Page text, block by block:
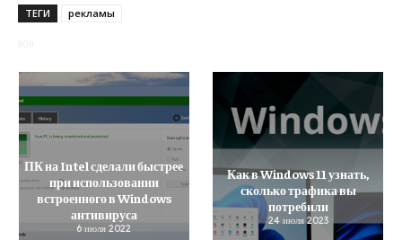
ТЕГИ рекламы
ПК на Intel сделали быстрее
при использовании
встроенного в Windows
антивируса
6 июля 2022
Как в Windows 11 узнать,
сколько трафика вы
потребили
24 июля 2023